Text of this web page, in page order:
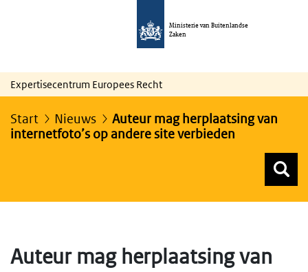
Ministerie van Buitenlandse
Zaken
Expertisecentrum Europees Recht
Start Nieuws
Auteur mag herplaatsing van
internetfoto’s op andere site verbieden
Auteur mag herplaatsing van